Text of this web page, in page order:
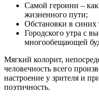
Самой героини –
жизненного пути;
Обстановки в синих
Городского утра с
многообещающей
Мягкий колорит,
человечность всего
настроение у зрителя и
поэтичность.